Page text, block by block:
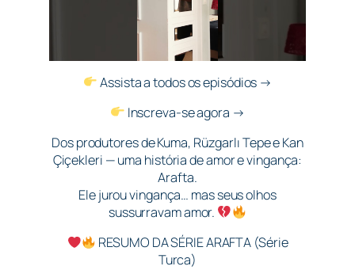
Assista a todos os episódios →
Inscreva-se agora →
Dos produtores de Kuma, Rüzgarlı Tepe e Kan
Çiçekleri — uma história de amor e vingança:
Arafta.
Ele jurou vingança… mas seus olhos
sussurravam amor.
RESUMO DA SÉRIE ARAFTA (Série
Turca)